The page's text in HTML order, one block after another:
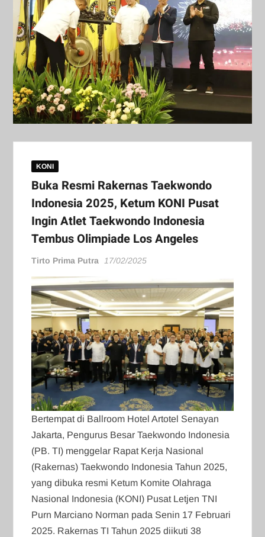
KONI
Buka Resmi Rakernas Taekwondo
Indonesia 2025, Ketum KONI Pusat
Ingin Atlet Taekwondo Indonesia
Tembus Olimpiade Los Angeles
Tirto Prima Putra 17/02/2025
Bertempat di Ballroom Hotel Artotel Senayan
Jakarta, Pengurus Besar Taekwondo Indonesia
(PB. TI) menggelar Rapat Kerja Nasional
(Rakernas) Taekwondo Indonesia Tahun 2025,
yang dibuka resmi Ketum Komite Olahraga
Nasional Indonesia (KONI) Pusat Letjen TNI
Purn Marciano Norman pada Senin 17 Februari
2025. Rakernas TI Tahun 2025 diikuti 38